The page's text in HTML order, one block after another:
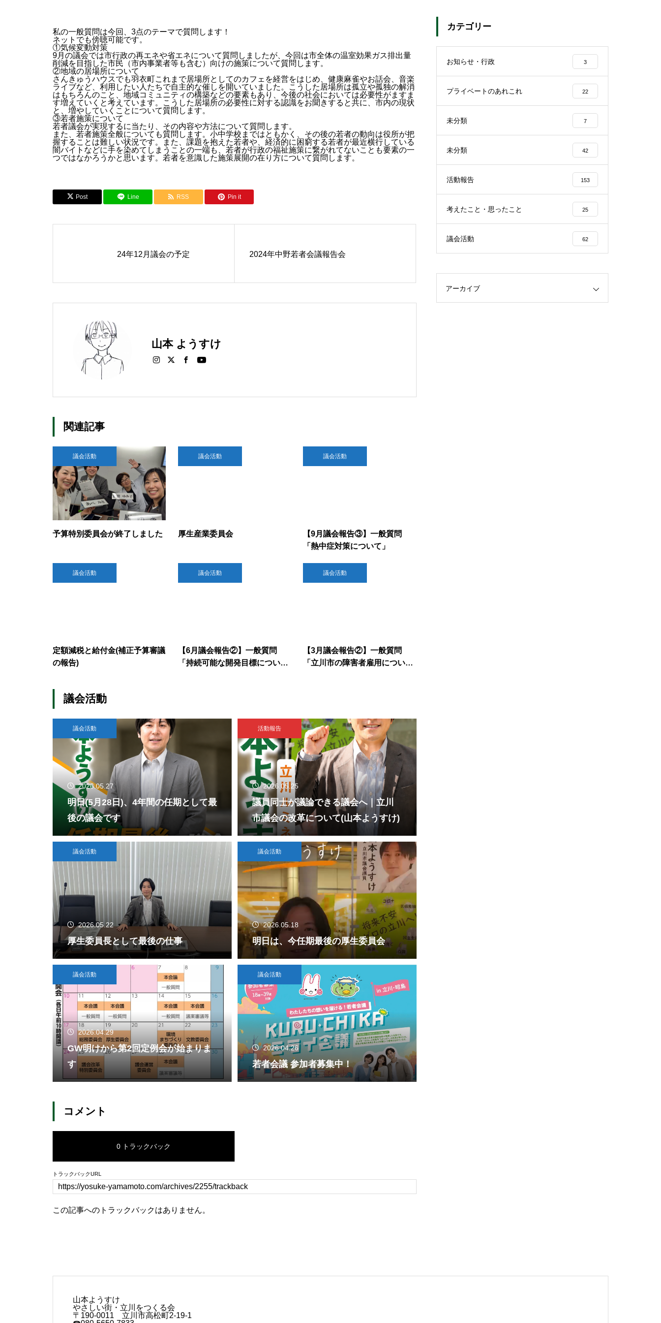
私の一般質問は今回、3点のテーマで質問します！
ネットでも傍聴可能です。
①気候変動対策
9月の議会では市行政の再エネや省エネについて質問しましたが、今回は市全体の温室効果ガス排出量
削減を目指した市民（市内事業者等も含む）向けの施策について質問します。
②地域の居場所について
さんきゅうハウスでも羽衣町これまで居場所としてのカフェを経営をはじめ、健康麻雀やお話会、音楽
ライブなど、利用したい人たちで自主的な催しを開いていました。こうした居場所は孤立や孤独の解消
はもちろんのこと、地域コミュニティの構築などの要素もあり、今後の社会においては必要性がますま
す増えていくと考えています。こうした居場所の必要性に対する認識をお聞きすると共に、市内の現状
と、増やしていくことについて質問します。
③若者施策について
若者議会が実現するに当たり、その内容や方法について質問します。
また、若者施策全般についても質問します。小中学校まではともかく、その後の若者の動向は役所が把
握することは難しい状況です。また、課題を抱えた若者や、経済的に困窮する若者が最近横行している
闇バイトなどに手を染めてしまうことの一端も、若者が行政の福祉施策に繋がれてないことも要素の一
つではなかろうかと思います。若者を意識した施策展開の在り方について質問します。
Post Line RSS Pin it
24年12月議会の予定 2024年中野若者会議報告会
山本 ようすけ
関連記事
議会活動
予算特別委員会が終了しました
議会活動
厚生産業委員会
議会活動
【9月議会報告③】一般質問
「熱中症対策について」
議会活動
定額減税と給付金(補正予算審議
の報告)
議会活動
【6月議会報告②】一般質問
「持続可能な開発目標につい
議会活動
【3月議会報告②】一般質問
「立川市の障害者雇用につい
議会活動
議会活動
2026.05.27
明日(5月28日)、4年間の任期として最
後の議会です
活動報告
2026.05.25
議員同士が議論できる議会へ｜立川
市議会の改革について(山本ようすけ)
議会活動
2026.05.22
厚生委員長として最後の仕事
議会活動
2026.05.18
明日は、今任期最後の厚生委員会
議会活動
2026.04.29
GW明けから第2回定例会が始まりま
す
議会活動
2026.04.26
若者会議 参加者募集中！
コメント
0 トラックバック
トラックバックURL
この記事へのトラックバックはありません。
カテゴリー
お知らせ・行政 3
プライベートのあれこれ 22
未分類 7
未分類 42
活動報告 153
考えたこと・思ったこと 25
議会活動 62
アーカイブ
山本ようすけ
やさしい街・立川をつくる会
〒190-0011 立川市高松町2-19-1